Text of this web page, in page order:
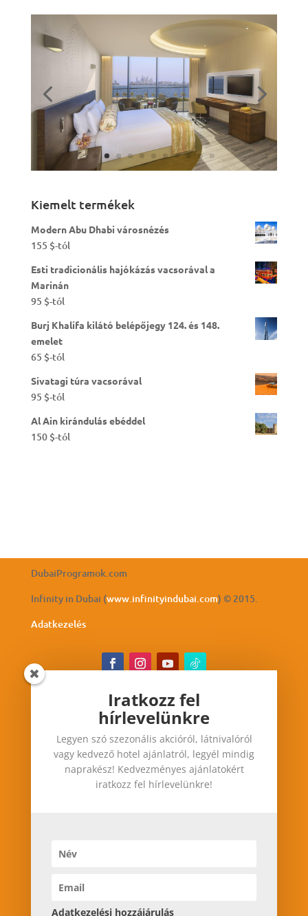
Kiemelt termékek
Modern Abu Dhabi városnézés
155 $-tól
Esti tradicionális hajókázás vacsorával a
Marinán
95 $-tól
Burj Khalifa kilátó belépőjegy 124. és 148.
emelet
65 $-tól
Sivatagi túra vacsorával
95 $-tól
Al Ain kirándulás ebéddel
150 $-tól
DubaiProgramok.com
Infinity in Dubai (www.infinityindubai.com) © 2015.
Adatkezelés
Iratkozz fel hírlevelünkre
Legyen szó szezonális akcióról, látnivalóról vagy
kedvező hotel ajánlatról, legyél mindig
naprakész! Kedvezményes ajánlatokért iratkozz
Iratkozz fel
hírlevelünkre
Legyen szó szezonális akcióról, látnivalóról
vagy kedvező hotel ajánlatról, legyél mindig
naprakész! Kedvezményes ajánlatokért
iratkozz fel hírlevelünkre!
Adatkezelési hozzájárulás